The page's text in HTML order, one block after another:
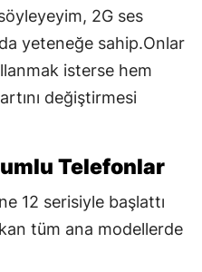
2G ses
yeteneğe sahip.Onlar
isterse hem
değiştirmesi
Telefonlar
12 serisiyle başlattı
tüm ana modellerde